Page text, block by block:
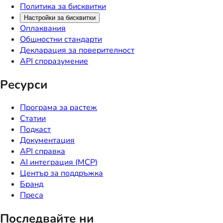
Политика за бисквитки
Настройки за бисквитки
Оплаквания
Общностни стандарти
Декларация за поверителност
API споразумение
Ресурси
Програма за растеж
Статии
Подкаст
Документация
API справка
AI интеграция (MCP)
Център за поддръжка
Бранд
Преса
Последвайте ни